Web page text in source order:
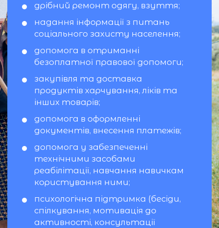
дрібний ремонт одягу, взуття;
надання інформації з питань
соціального захисту населення;
допомога в отриманні
безоплатної правової допомоги;
закупівля та доставка
продуктів харчування, ліків та
інших товарів;
допомога в оформленні
документів, внесення платежів;
допомога у забезпеченні
технічними засобами
реабілітації, навчання навичкам
користування ними;
психологічна підтримка (бесіди,
спілкування, мотивація до
активності, консультації